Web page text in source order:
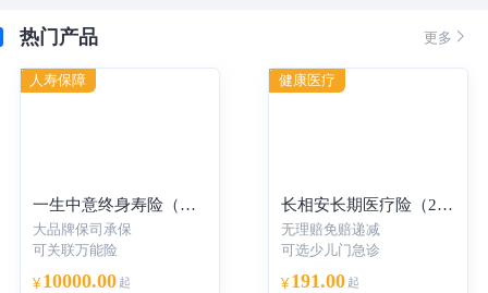
热门产品 更多 
一生中意终身寿险（分红型）-年交
大品牌保司承保
可关联万能险
¥ 10000.00 起
人寿保障
长相安长期医疗险（20年保证续保）—个人版
无理赔免赔递减
可选少儿门急诊
¥ 191.00 起
健康医疗